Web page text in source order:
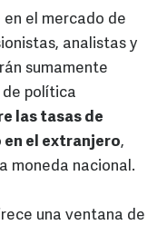
el mercado de
analistas y
sumamente
de política
las tasas de
el extranjero,
moneda nacional.
una ventana de